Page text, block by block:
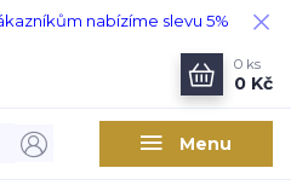
nabízíme slevu 5%
Menu
0 ks
0 Kč